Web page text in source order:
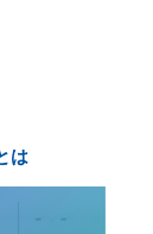
は